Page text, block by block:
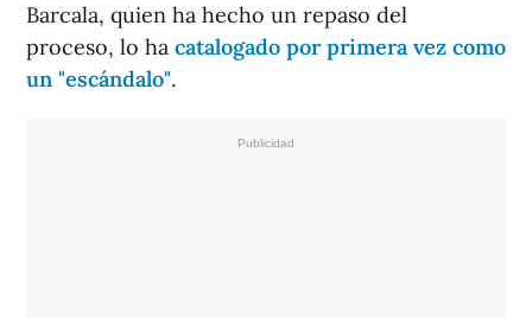
Barcala, quien ha hecho un repaso del
proceso, lo ha catalogado por primera vez como
un "escándalo".